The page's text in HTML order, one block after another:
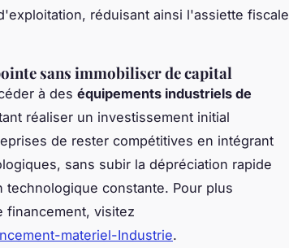
réduisant ainsi l'assiette fiscale
sans immobiliser de capital
à des équipements industriels de
réaliser un investissement initial
de rester compétitives en intégrant
sans subir la dépréciation rapide
constante. Pour plus
financement, visitez
materiel-Industrie.